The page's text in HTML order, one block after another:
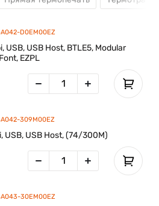
D0EM00EZ
USB, USB Host, BTLE5, Modular
EZPL
309M00EZ
USB, USB Host, (74/300M)
30EM00EZ